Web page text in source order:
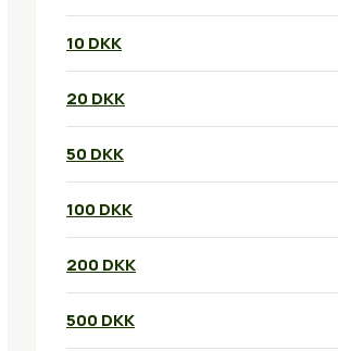
10 DKK
20 DKK
50 DKK
100 DKK
200 DKK
500 DKK